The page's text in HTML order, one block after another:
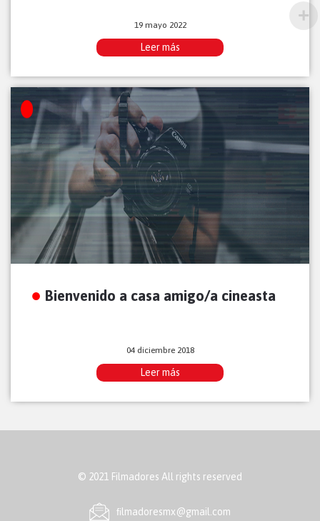
19 mayo 2022
Leer más
Bienvenido a casa amigo/a cineasta
04 diciembre 2018
Leer más
© 2021 Filmadores All rights reserved
ﬁlmadoresmx@gmail.com